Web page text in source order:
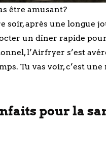
être amusant?
après une longue
un dîner rapide
l’Airfryer s’est
Tu vas voir, c’est
pour la